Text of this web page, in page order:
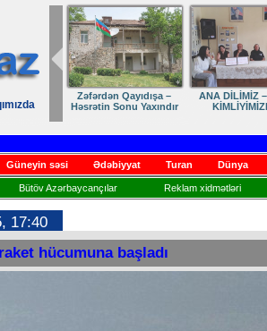
Zəfərdən Qayıdışa –
Həsrətin Sonu Yaxındır
ANA DİLİMİZ
Güneyin səsi Ədəbiyyat Turan Dünya
Bütöv Azərbaycançılar Reklam xidmətləri
17:40
hücumuna başladı